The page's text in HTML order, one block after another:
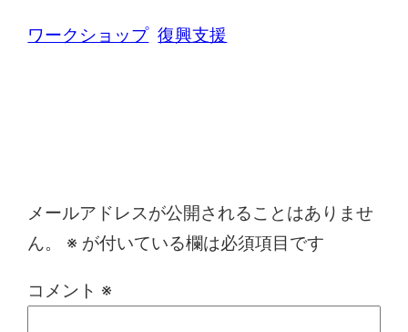
ワークショップ 復興支援
メールアドレスが公開されることはありませ
ん。
※ が付いている欄は必須項目です
コメント ※